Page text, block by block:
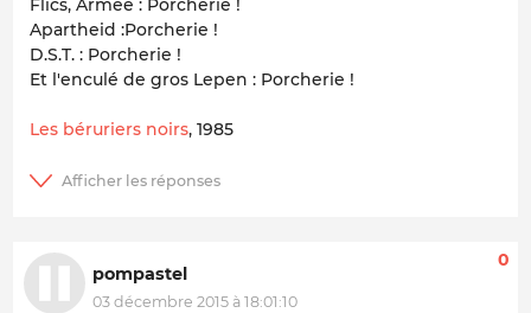
Flics, Armée : Porcherie !
Apartheid :Porcherie !
D.S.T. : Porcherie !
Et l'enculé de gros Lepen : Porcherie !
Les béruriers noirs, 1985
pompastel
03 décembre 2015 à 18:01:10
0